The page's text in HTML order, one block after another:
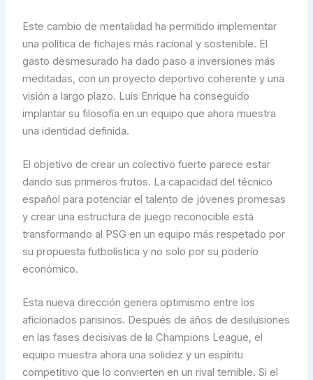
Este cambio de mentalidad ha permitido implementar
una política de fichajes más racional y sostenible. El
gasto desmesurado ha dado paso a inversiones más
meditadas, con un proyecto deportivo coherente y una
visión a largo plazo. Luis Enrique ha conseguido
implantar su filosofía en un equipo que ahora muestra
una identidad definida.
El objetivo de crear un colectivo fuerte parece estar
dando sus primeros frutos. La capacidad del técnico
español para potenciar el talento de jóvenes promesas
y crear una estructura de juego reconocible está
transformando al PSG en un equipo más respetado por
su propuesta futbolística y no solo por su poderío
económico.
Esta nueva dirección genera optimismo entre los
aficionados parisinos. Después de años de desilusiones
en las fases decisivas de la Champions League, el
equipo muestra ahora una solidez y un espíritu
competitivo que lo convierten en un rival temible. Si el